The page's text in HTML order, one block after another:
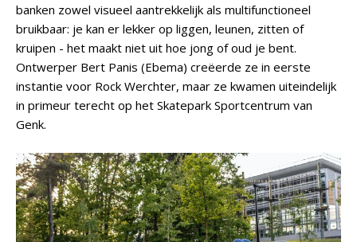
banken zowel visueel aantrekkelijk als multifunctioneel
bruikbaar: je kan er lekker op liggen, leunen, zitten of
kruipen - het maakt niet uit hoe jong of oud je bent.
Ontwerper Bert Panis (Ebema) creëerde ze in eerste
instantie voor Rock Werchter, maar ze kwamen uiteindelijk
in primeur terecht op het Skatepark Sportcentrum van
Genk.